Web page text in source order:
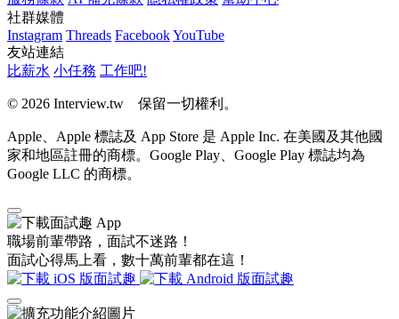
社群媒體
Instagram Threads FacebookYouTube
友站連結
比薪水 小任務 工作吧!
© 2026 Interview.tw 保留一切權利。
Apple、Apple 標誌及 App Store 是 Apple Inc. 在美國及其他國
家和地區註冊的商標。Google Play、Google Play 標誌均為
Google LLC 的商標。
職場前輩帶路，面試不迷路！
面試心得馬上看，數十萬前輩都在這！